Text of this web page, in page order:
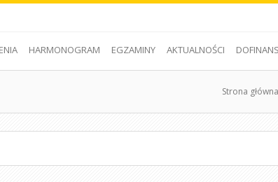
HARMONOGRAM EGZAMINY AKTUALNOŚCI
Strona główna